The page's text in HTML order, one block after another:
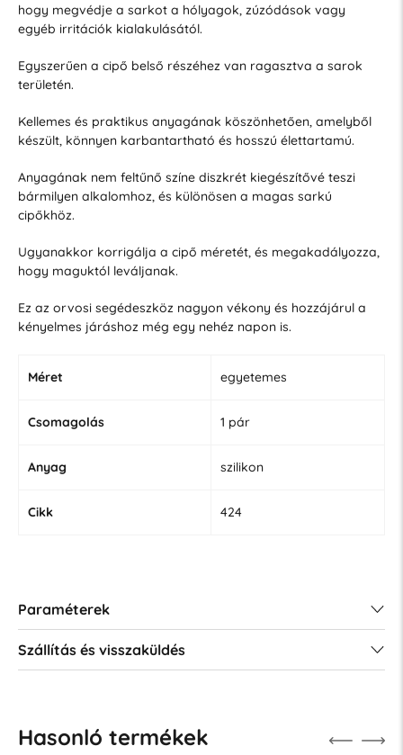
hogy megvédje a sarkot a hólyagok, zúzódások vagy
egyéb irritációk kialakulásától.
Egyszerűen a cipő belső részéhez van ragasztva a sarok
területén.
Kellemes és praktikus anyagának köszönhetően, amelyből
készült, könnyen karbantartható és hosszú élettartamú.
Anyagának nem feltűnő színe diszkrét kiegészítővé teszi
bármilyen alkalomhoz, és különösen a magas sarkú
cipőkhöz.
Ugyanakkor korrigálja a cipő méretét, és megakadályozza,
hogy maguktól leváljanak.
Ez az orvosi segédeszköz nagyon vékony és hozzájárul a
kényelmes járáshoz még egy nehéz napon is.
Méret egyetemes
Csomagolás 1 pár
Anyag szilikon
Cikk 424
Paraméterek
Szállítás és visszaküldés
Hasonló termékek